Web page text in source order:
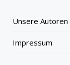
Unsere Autoren
Impressum